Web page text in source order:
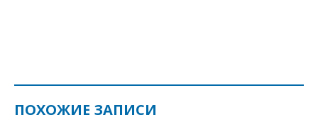
ПОХОЖИЕ ЗАПИСИ